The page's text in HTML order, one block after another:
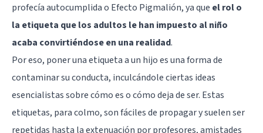
profecía autocumplidao Efecto Pigmalión, ya que el rol o
la etiqueta que los adultos le han impuesto al niño
acaba convirtiéndose en una realidad.
Por eso, poner una etiqueta a un hijo es una forma de
contaminar su conducta, inculcándole ciertas ideas
esencialistas sobre cómo es o cómo deja de ser. Estas
etiquetas, para colmo, son fáciles de propagar y suelen ser
repetidas hasta la extenuación por profesores, amistades